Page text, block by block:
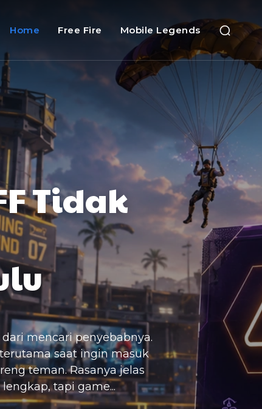
Home Free Fire Mobile Legends
Tidak
mencari penyebabnya.
saat ingin masuk
teman. Rasanya jelas
tapi game...